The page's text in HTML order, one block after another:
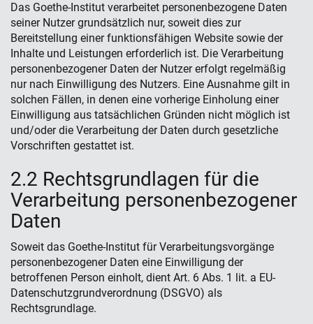
Das Goethe-Institut verarbeitet personenbezogene Daten
seiner Nutzer grundsätzlich nur, soweit dies zur
Bereitstellung einer funktionsfähigen Website sowie der
Inhalte und Leistungen erforderlich ist. Die Verarbeitung
personenbezogener Daten der Nutzer erfolgt regelmäßig
nur nach Einwilligung des Nutzers. Eine Ausnahme gilt in
solchen Fällen, in denen eine vorherige Einholung einer
Einwilligung aus tatsächlichen Gründen nicht möglich ist
und/oder die Verarbeitung der Daten durch gesetzliche
Vorschriften gestattet ist.
2.2 Rechtsgrundlagen für die
Verarbeitung personenbezogener
Daten
Soweit das Goethe-Institut für Verarbeitungsvorgänge
personenbezogener Daten eine Einwilligung der
betroffenen Person einholt, dient Art. 6 Abs. 1 lit. a EU-
Datenschutzgrundverordnung (DSGVO) als
Rechtsgrundlage.